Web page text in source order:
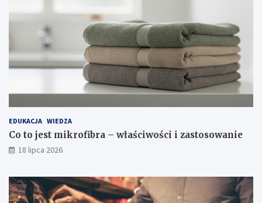
EDUKACJA WIEDZA
Co to jest mikrofibra – właściwości i zastosowanie
18 lipca 2026